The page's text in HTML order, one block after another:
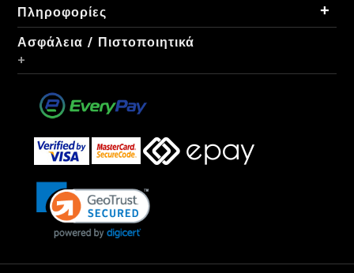
Πληροφορίες +
Ασφάλεια / Πιστοποιητικά
+